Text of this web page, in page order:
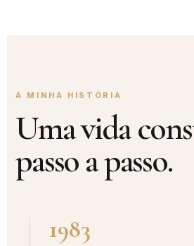
A MINHA HISTÓRIA
Uma vida
passo a passo.
1983